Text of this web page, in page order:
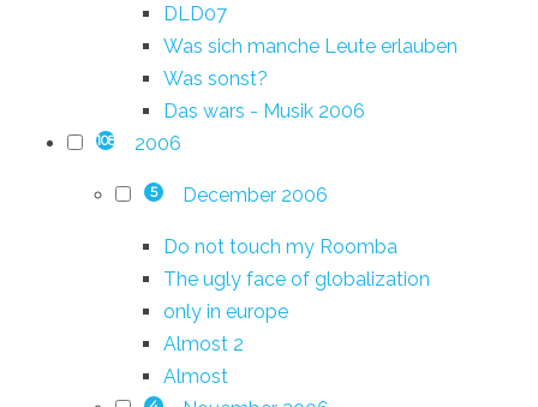
DLD07
Was sich manche Leute erlauben
Was sonst?
Das wars - Musik 2006
108 2006
5 December 2006
Do not touch my Roomba
The ugly face of globalization
only in europe
Almost 2
Almost